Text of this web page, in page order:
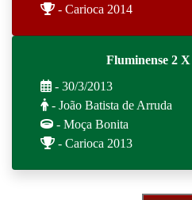
- Carioca 2014
Fluminense 2
- 30/3/2013
- João Batista de Arruda
- Moça Bonita
- Carioca 2013